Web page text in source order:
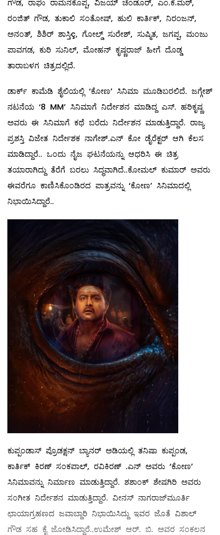
ಗೌಡ, ರಾಘು ರಾಮನಕೊಪ್ಪ, ವಿಜಯ್ ಚೆಂಡೂರ್, ಎಂ.ಕೆ.ಮಠ್,
ರಂಜಿತ್ ಗೌಡ, ತುಕಾಲಿ ಸಂತೋಷ್, ಹುಲಿ ಕಾರ್ತಿಕ್, ನಿರಂಜನ್,
ಅನಂತ್, ಶಿಶಿರ್ ಶಾಸ್ತಿç, ಗೋಲ್ಡ್ ಸುರೇಶ್, ಸುಷ್ಮಿತ, ಜಗಪ್ಪ, ಮಂಜು
ಪಾವಗಡ, ಕುರಿ ಸುನಿಲ್, ಮೋಹನ್ ಕೃಷ್ಣರಾಜ್ ಹೀಗೆ ದೊಡ್ಡ
ತಾರಾಬಳಗ ಚಿತ್ರದಲ್ಲಿದೆ.
ಡಾರ್ಕ್ ಕಾಮೆಡಿ ಶೈಲಿಯಲ್ಲಿ ‘ಕೋಣ’ ಸಿನಿಮಾ ಮೂಡಿಬರಲಿದೆ. ಜಗ್ಗೇಶ್
ನಟನೆಯ ‘8 MM’ ಸಿನಿಮಾಗೆ ನಿರ್ದೇಶನ ಮಾಡಿದ್ದ ಎಸ್. ಹರಿಕೃಷ್ಣ
ಅವರು ಈ ಸಿನಿಮಾಗೆ ಕಥೆ ಬರೆದು ನಿರ್ದೇಶನ ಮಾಡುತ್ತಿದ್ದಾರೆ. ರಾಜ್ಯ
ಪ್ರಶಸ್ತಿ ವಿಜೇತ ನಿರ್ದೇಶಕ ನಾಗೇಶ್.ಎನ್ ಕೋ ಡೈರೆಕ್ಟರ್ ಆಗಿ ಕೆಲಸ
ಮಾಡಿದ್ದಾರೆ.. ಒಂದು ನೈಜ ಘಟನೆಯನ್ನು ಆಧರಿಸಿ ಈ ಚಿತ್ರ
ತಯಾರಾಗಿದ್ದು ತೆರೆಗೆ ಬರಲು ಸಿದ್ಧವಾಗಿದೆ..ಕೋಮಲ್ ಕುಮಾರ್ ಅವರು
ಈವರೆಗೂ ಕಾಣಿಸಿಕೊಂಡಿರದ ಪಾತ್ರವನ್ನು ‘ಕೋಣ’ ಸಿನಿಮಾದಲ್ಲಿ
ನಿಭಾಯಿಸಿದ್ದಾರೆ..
ಕುಪ್ಪಂಡಾಸ್ ಪ್ರೊಡಕ್ಷನ್ ಬ್ಯಾನರ್ ಅಡಿಯಲ್ಲಿ ತನಿಷಾ ಕುಪ್ಪಂಡ,
ಕಾರ್ತಿಕ್ ಕಿರಣ್ ಸಂಕಪಾಲ್, ರವಿಕಿರಣ್ .ಎನ್ ಅವರು ‘ಕೋಣ’
ಸಿನಿಮಾವನ್ನು ನಿರ್ಮಾಣ ಮಾಡುತ್ತಿದ್ದಾರೆ. ಶಶಾಂಕ್ ಶೇಷಗಿರಿ ಅವರು
ಸಂಗೀತ ನಿರ್ದೇಶನ ಮಾಡುತ್ತಿದ್ದಾರೆ. ವೀನಸ್ ನಾಗರಾಜ್‌ಮೂರ್ತಿ
ಛಾಯಾಗ್ರಹಣದ ಜವಾಬ್ದಾರಿ ನಿಭಾಯಿಸಿದ್ದು ಇವರ ಜೊತೆ ವಿಶಾಲ್
ಗೌಡ ಸಹ ಕೈ ಜೋಡಿಸಿದ್ದಾರೆ..ಉಮೇಶ್ ಆರ್. ಬಿ. ಅವರ ಸಂಕಲನ